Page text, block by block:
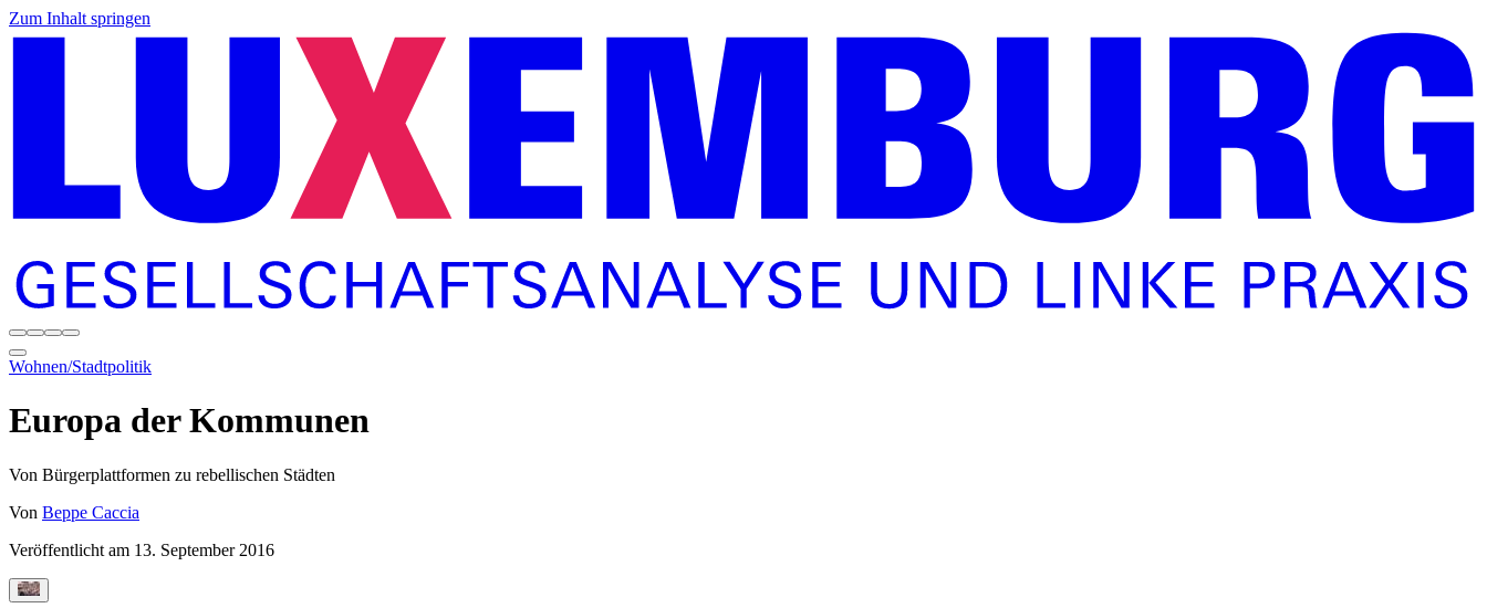
Zum Inhalt springen
Wohnen/Stadtpolitik
Europa der Kommunen
Von Bürgerplattformen zu rebellischen Städten
Von Beppe Caccia
Veröffentlicht am 13. September 2016